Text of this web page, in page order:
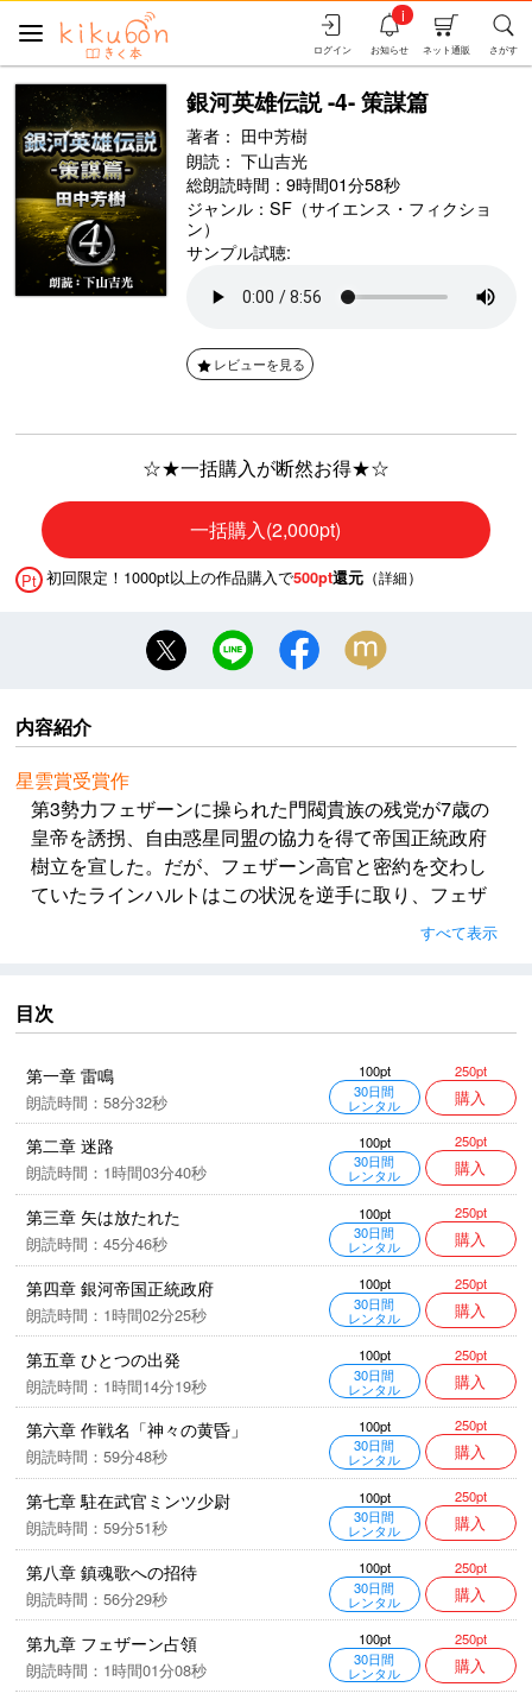
さがす
ネット通販
お知らせ
i
ログイン
銀河英雄伝説 -4- 策謀篇
著者： 田中芳樹
朗読： 下山吉光
総朗読時間：9時間01分58秒
ジャンル： SF（サイエンス・フィクショ
ン）
サンプル試聴:
レビューを見る
☆★一括購入が断然お得★☆
一括購入(2,000pt)
Pt 初回限定！1000pt以上の作品購入で500pt還元 （詳細）
内容紹介
星雲賞受賞作
第3勢力フェザーンに操られた門閥貴族の残党が7歳の
皇帝を誘拐、自由惑星同盟の協力を得て帝国正統政府
樹立を宣した。だが、フェザーン高官と密約を交わし
ていたラインハルトはこの状況を逆手に取り、フェザ
ーン回廊を通って同盟へ大進攻することを目論む。そ
の真意を見抜きながらもイゼルローン防衛から動けぬ
を開けた！
すべて表示
目次
第一章 雷鳴
朗読時間：58分32秒
100pt
30日間
レンタル
250pt
購入
第二章 迷路
朗読時間：1時間03分40秒
100pt
30日間
レンタル
250pt
購入
第三章 矢は放たれた
朗読時間：45分46秒
100pt
30日間
レンタル
250pt
購入
第四章 銀河帝国正統政府
朗読時間：1時間02分25秒
100pt
30日間
レンタル
250pt
購入
第五章 ひとつの出発
朗読時間：1時間14分19秒
100pt
30日間
レンタル
250pt
購入
第六章 作戦名「神々の黄昏」
朗読時間：59分48秒
100pt
30日間
レンタル
250pt
購入
第七章 駐在武官ミンツ少尉
朗読時間：59分51秒
100pt
30日間
レンタル
250pt
購入
第八章 鎮魂歌への招待
朗読時間：56分29秒
100pt
30日間
レンタル
250pt
購入
第九章 フェザーン占領
朗読時間：1時間01分08秒
100pt
30日間
レンタル
250pt
購入